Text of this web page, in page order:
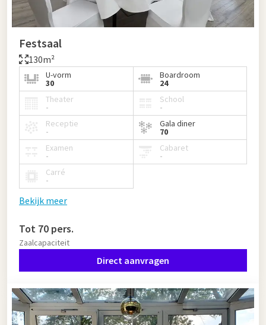
Festsaal
130m²
U-vorm
30
Boardroom
24
Theater
-
School
-
Receptie
-
Gala diner
70
Examen
-
Cabaret
-
Carré
-
Bekijk meer
Tot 70 pers.
Zaalcapaciteit
Direct aanvragen